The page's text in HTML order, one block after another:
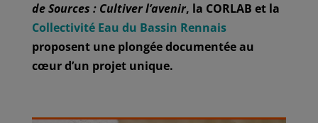
de Sources : Cultiver l’avenir, la CORLAB et la
Collectivité Eau du Bassin Rennais
proposent une plongée documentée au
cœur d’un projet unique.